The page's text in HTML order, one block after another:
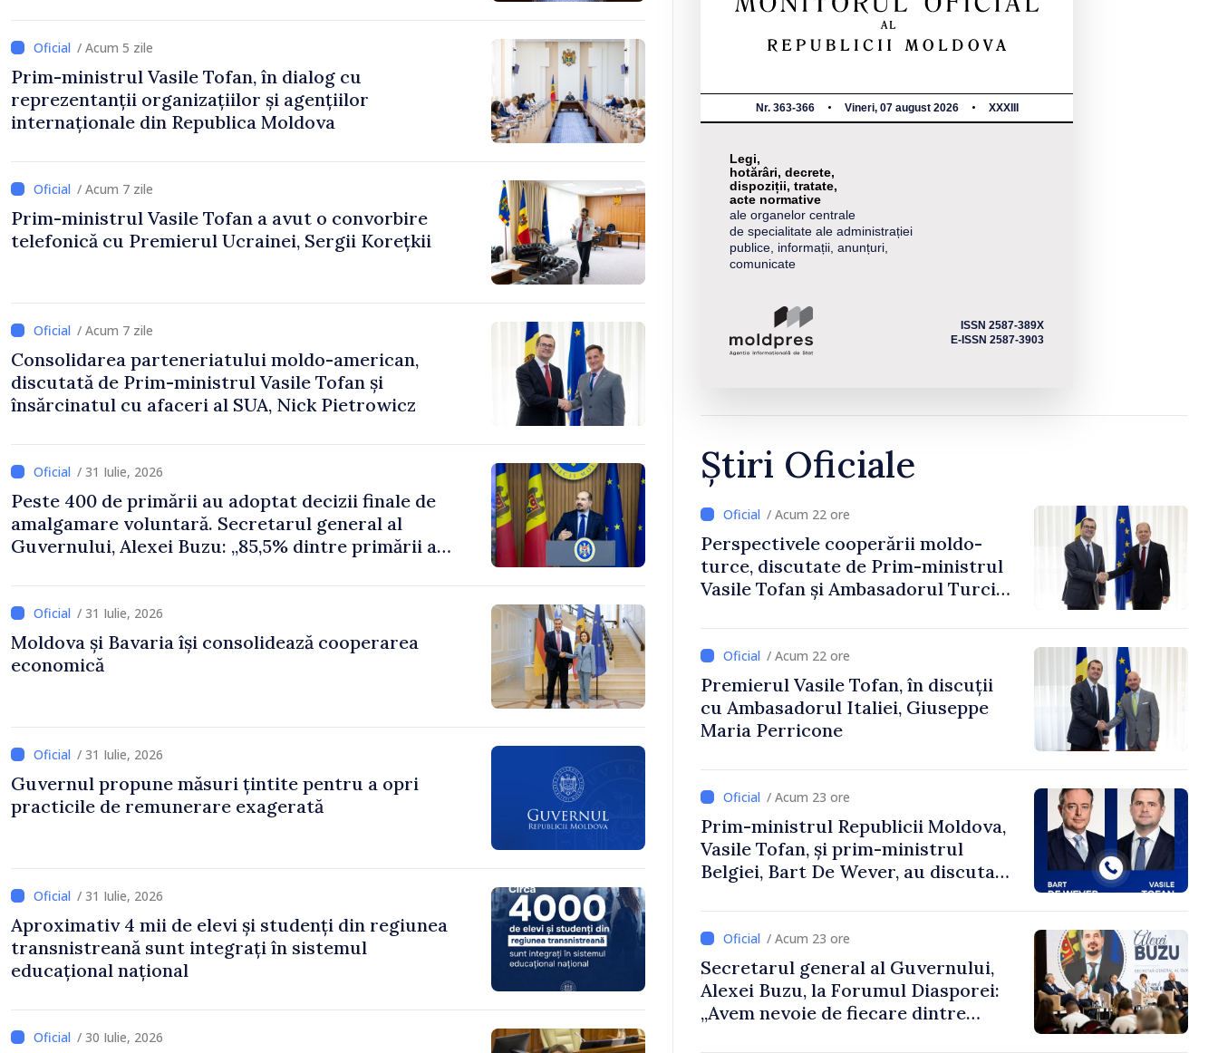
/ Acum 5 zile
Prim-ministrul Vasile Tofan, în dialog cu
reprezentanții organizațiilor și agențiilor
internaționale din Republica Moldova
/ Acum 7 zile
Prim-ministrul Vasile Tofan a avut o convorbire
telefonică cu Premierul Ucrainei, Sergii Korețkii
/ Acum 7 zile
Consolidarea parteneriatului moldo-american,
discutată de Prim-ministrul Vasile Tofan și
însărcinatul cu afaceri al SUA, Nick Pietrowicz
/ 31 Iulie, 2026
Peste 400 de primării au adoptat decizii finale de
amalgamare voluntară. Secretarul general al
Guvernului, Alexei Buzu: „85,5% dintre primării au
și dezvoltar/ 31 Iulie, 2026
Moldova și Bavaria își consolidează cooperarea
economică
/ 31 Iulie, 2026
Guvernul propune măsuri țintite pentru a opri
practicile de remunerare exagerată
/ 31 Iulie, 2026
Aproximativ 4 mii de elevi și studenți din regiunea
transnistreană sunt integrați în sistemul
educațional național
/ 30 Iulie, 2026
Nr. 363-366 Vineri, 07 august 2026 XXXIII
Legi,
hotărâri, decrete,
dispoziții, tratate,
acte normative
ale organelor centrale
de specialitate ale administrației
publice, informații, anunțuri,
comunicate
ISSN 2587-389X
E-ISSN 2587-3903
Știri Oficiale
/ Acum 22 ore
Perspectivele cooperării moldo-
turce, discutate de Prim-ministrul
Vasile Tofan și Ambasadorul Turciei,
/ Acum 22 ore
Premierul Vasile Tofan, în discuții
cu Ambasadorul Italiei, Giuseppe
Maria Perricone
/ Acum 23 ore
Prim-ministrul Republicii Moldova,
Vasile Tofan, și prim-ministrul
Belgiei, Bart De Wever, au discutat
/ Acum 23 ore
Secretarul general al Guvernului,
Alexei Buzu, la Forumul Diasporei:
„Avem nevoie de fiecare dintre